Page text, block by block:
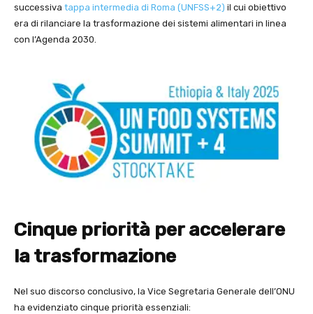
successiva tappa intermedia di Roma (UNFSS+2) il cui obiettivo
era di rilanciare la trasformazione dei sistemi alimentari in linea
con l’Agenda 2030.
Cinque priorità per accelerare
la trasformazione
Nel suo discorso conclusivo, la Vice Segretaria Generale dell’ONU
ha evidenziato cinque priorità essenziali: